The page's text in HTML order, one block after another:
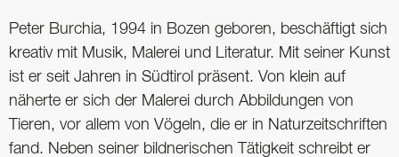
Peter Burchia, 1994 in Bozen ­geboren, ­beschäftigt sich
­kreativ mit Musik, Malerei und ­Literatur. Mit seiner Kunst
ist er seit Jahren in Südtirol präsent. Von klein auf
näherte er sich der Malerei durch Abbildungen von
Tieren, vor allem von Vögeln, die er in Natur­zeitschriften
fand. Neben seiner bildnerischen Tätigkeit schreibt er